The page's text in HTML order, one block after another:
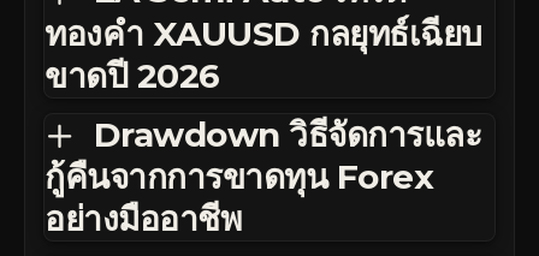
ทองคำ XAUUSD กลยุทธ์เฉียบ
ขาดปี 2026
Drawdown วิธีจัดการและ
กู้คืนจากการขาดทุน Forex
อย่างมืออาชีพ